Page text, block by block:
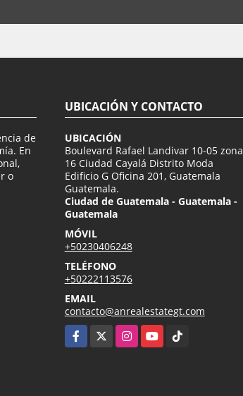
de
En
o
UBICACIÓN Y CONTACTO
UBICACIÓN
Boulevard Rafael Landivar 10-05 zona
16 Ciudad Cayalá Distrito Moda
Edificio G Oficina 201, Guatemala
Guatemala.
Ciudad de Guatemala - Guatemala -
Guatemala
MÓVIL
+50230406248
TELÉFONO
+50222113576
EMAIL
contacto@anrealestategt.com
Facebook
InstagramYouTubeTikTok